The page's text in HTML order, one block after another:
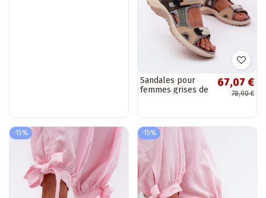
Sandales pour
femmes grises de
67,07 €
78,90 €
-15% -15%